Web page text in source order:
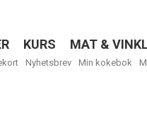
KURS MAT &
Nyhetsbrev Min kokebok